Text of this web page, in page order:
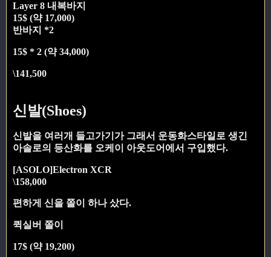
Layer 8 내복바지
15$ (약 17,000)
반바지 *2
15$ * 2 (약 34,000)
\141,500
신발(Shoes)
신발을 여러개 들고가기가 그래서 운동화스타일로 생긴
아솔로의 등산화를 오케이 아웃도어에서 구입했다.
[ASOLO]Electron XCR
\158,000
편하게 신을 쫄이 하나 샀다.
퀵실버 쫄이
17$ (약 19,200)